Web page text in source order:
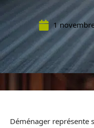
1
Déménager représente